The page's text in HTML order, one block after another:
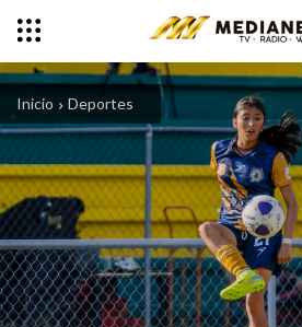
Inicio Deportes